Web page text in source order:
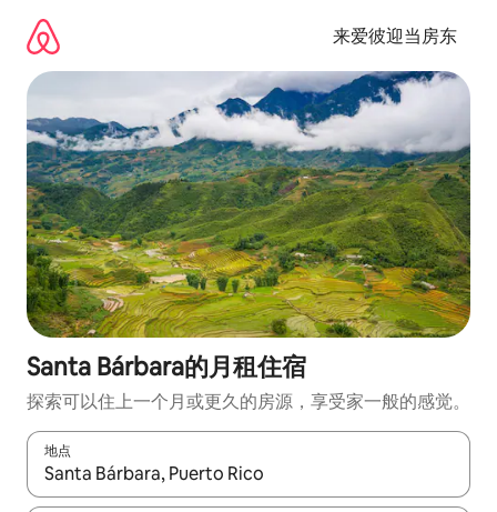
来爱彼迎当房东
Santa Bárbara的月租住宿
探索可以住上一个月或更久的房源，享受家一般的感觉。
地点
如有搜索结果，请使用上下方向键查看，或通过点击或滑动手势